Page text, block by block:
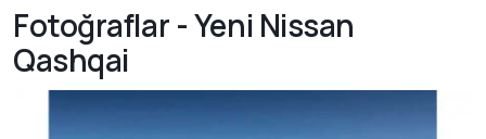
Fotoğraflar - Yeni Nissan
Qashqai